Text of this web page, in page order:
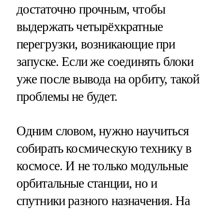
достаточно прочным, чтобы
выдержать четырёхкратные
перегрузки, возникающие при
запуске. Если же соединять блоки
уже после вывода на орбиту, такой
проблемы не будет.
Одним словом, нужно научиться
собирать космическую технику в
космосе. И не только модульные
орбитальные станции, но и
спутники разного назначения. На